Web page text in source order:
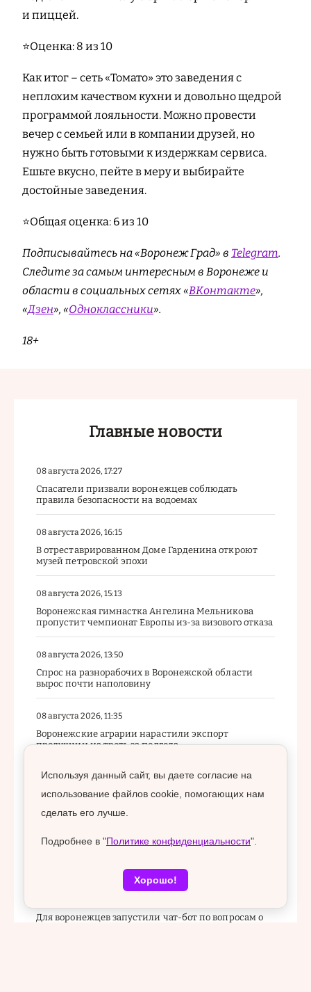
и пиццей.
⭐Оценка: 8 из 10
Как итог – сеть «Томато» это заведения с
неплохим качеством кухни и довольно щедрой
программой лояльности. Можно провести
вечер с семьей или в компании друзей, но
нужно быть готовыми к издержкам сервиса.
Ешьте вкусно, пейте в меру и выбирайте
достойные заведения.
⭐Общая оценка: 6 из 10
Подписывайтесь на «Воронеж Град» в Telegram.
Cледите за самым интересным в Воронеже и
области в социальных сетях «ВКонтакте»,
«Дзен», «Одноклассники».
18+
Главные новости
08 августа 2026, 17:27
Спасатели призвали воронежцев соблюдать
правила безопасности на водоемах
08 августа 2026, 16:15
В отреставрированном Доме Гарденина откроют
музей петровской эпохи
08 августа 2026, 15:13
Воронежская гимнастка Ангелина Мельникова
пропустит чемпионат Европы из-за визового отказа
08 августа 2026, 13:50
Спрос на разнорабочих в Воронежской области
вырос почти наполовину
08 августа 2026, 11:35
Воронежские аграрии нарастили экспорт
продукции на треть за полгода
08 августа 2026, 09:46
Командир воронежского отряда «САРМАТ» признан
08 августа 2026, 08:08
первом предсезонном спарринге
Для воронежцев запустили чат-бот по вопросам о
Используя данный сайт, вы даете согласие на
использование файлов cookie, помогающих нам
сделать его лучше.
Подробнее в "Политике конфиденциальности".
Хорошо!